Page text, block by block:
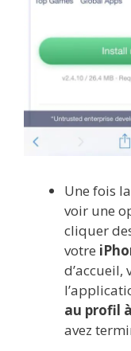
Une fois
voir une
cliquer
votre
d’accueil,
au profil
avez